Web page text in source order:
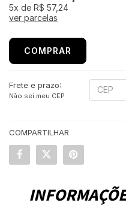
5x de R$ 57,24
ver parcelas
COMPRAR
Frete e prazo:
Não sei meu CEP
COMPARTILHAR